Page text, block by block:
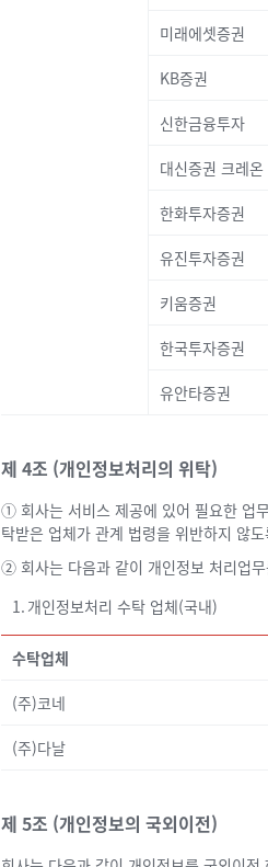
미래에셋증권
KB증권
신한금융투자
대신증권 크레온
한화투자증권
유진투자증권
키움증권
한국투자증권
유안타증권
제 4조 (개인정보처리의 위탁)
① 회사는 서비스 제공에 있어 필요한 업
탁받은 업체가 관계 법령을 위반하지 않
② 회사는 다음과 같이 개인정보 처리업
1. 개인정보처리 수탁 업체(국내)
수탁업체
(주)코네
(주)다날
제 5조 (개인정보의 국외이전)